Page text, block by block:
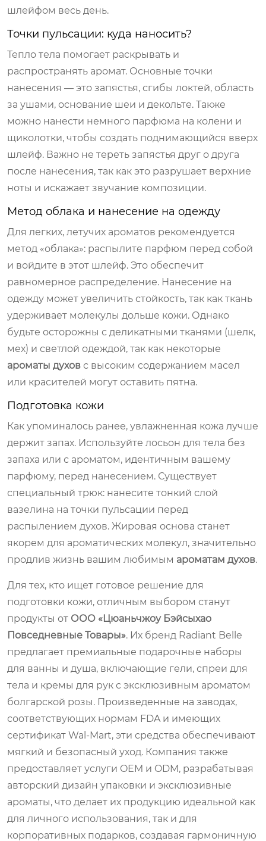
шлейфом весь день.
Точки пульсации: куда наносить?
Тепло тела помогает раскрывать и
распространять аромат. Основные точки
нанесения — это запястья, сгибы локтей, область
за ушами, основание шеи и декольте. Также
можно нанести немного парфюма на колени и
щиколотки, чтобы создать поднимающийся вверх
шлейф. Важно не тереть запястья друг о друга
после нанесения, так как это разрушает верхние
ноты и искажает звучание композиции.
Метод облака и нанесение на одежду
Для легких, летучих ароматов рекомендуется
метод «облака»: распылите парфюм перед собой
и войдите в этот шлейф. Это обеспечит
равномерное распределение. Нанесение на
одежду может увеличить стойкость, так как ткань
удерживает молекулы дольше кожи. Однако
будьте осторожны с деликатными тканями (шелк,
мех) и светлой одеждой, так как некоторые
ароматы духов с высоким содержанием масел
или красителей могут оставить пятна.
Подготовка кожи
Как упоминалось ранее, увлажненная кожа лучше
держит запах. Используйте лосьон для тела без
запаха или с ароматом, идентичным вашему
парфюму, перед нанесением. Существует
специальный трюк: нанесите тонкий слой
вазелина на точки пульсации перед
распылением духов. Жировая основа станет
якорем для ароматических молекул, значительно
продлив жизнь вашим любимым ароматам духов.
Для тех, кто ищет готовое решение для
подготовки кожи, отличным выбором станут
продукты от ООО «Цюаньчжоу Бэйсыхао
Повседневные Товары». Их бренд Radiant Belle
предлагает премиальные подарочные наборы
для ванны и душа, включающие гели, спреи для
тела и кремы для рук с эксклюзивным ароматом
болгарской розы. Произведенные на заводах,
соответствующих нормам FDA и имеющих
сертификат Wal‑Mart, эти средства обеспечивают
мягкий и безопасный уход. Компания также
предоставляет услуги OEM и ODM, разрабатывая
авторский дизайн упаковки и эксклюзивные
ароматы, что делает их продукцию идеальной как
для личного использования, так и для
корпоративных подарков, создавая гармоничную